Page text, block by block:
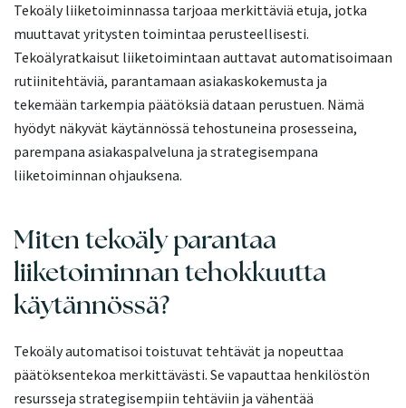
Tekoäly liiketoiminnassa tarjoaa merkittäviä etuja, jotka
muuttavat yritysten toimintaa perusteellisesti.
Tekoälyratkaisut liiketoimintaan auttavat automatisoimaan
rutiinitehtäviä, parantamaan asiakaskokemusta ja
tekemään tarkempia päätöksiä dataan perustuen. Nämä
hyödyt näkyvät käytännössä tehostuneina prosesseina,
parempana asiakaspalveluna ja strategisempana
liiketoiminnan ohjauksena.
Miten tekoäly parantaa
liiketoiminnan tehokkuutta
käytännössä?
Tekoäly automatisoi toistuvat tehtävät ja nopeuttaa
päätöksentekoa merkittävästi. Se vapauttaa henkilöstön
resursseja strategisempiin tehtäviin ja vähentää